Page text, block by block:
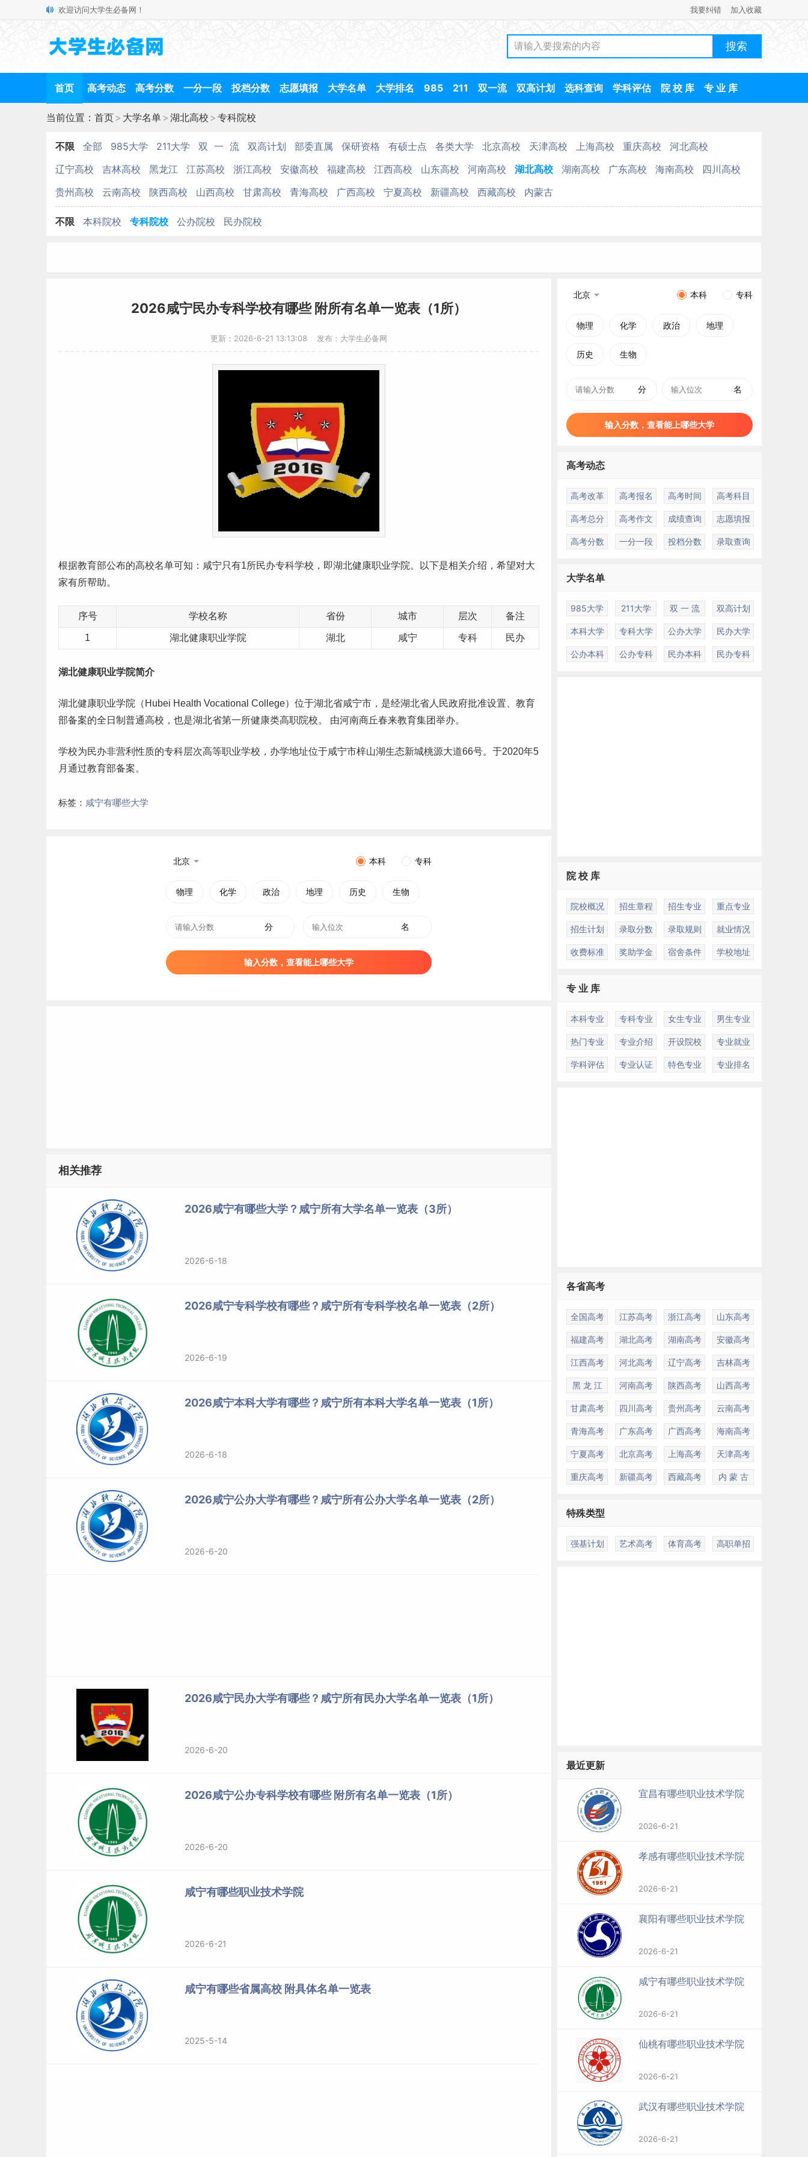
欢迎访问大学生必备网！ 我要纠错 加入收藏
首页 高考动态 高考分数 一分一段 投档分数 志愿填报 大学名单 大学排名 985 211 双一流 双高计划 选科查询 学科评估 院 校 库 专 业 库
当前位置： 首页> 大学名单> 湖北高校 > 专科院校
不限 全部 985大学 211大学 双 一 流 双高计划 部委直属 保研资格 有硕士点 各类大学 北京高校 天津高校 上海高校 重庆高校
河北高校
辽宁高校
吉林高校 黑龙江 江苏高校 浙江高校 安徽高校 福建高校 江西高校 山东高校 河南高校 湖北高校 湖南高校 广东高校 海南高校
四川高校
贵州高校
云南高校 陕西高校 山西高校 甘肃高校 青海高校 广西高校 宁夏高校 新疆高校 西藏高校 内蒙古
不限 本科院校 专科院校 公办院校 民办院校
2026咸宁民办专科学校有哪些 附所有名单一览表（1所）
更新：2026-6-21 13:13:08 发布：大学生必备网
根据教育部公布的高校名单可知：咸宁只有1所民办专科学校 ，即湖北健康职业学院。以下是相关介绍，希望对大
家有所帮助。
序号 学校名称 省份 城市 层次 备注
1 湖北健康职业学院 湖北 咸宁 专科 民办
湖北健康职业学院简介
湖北健康职业学院（Hubei Health Vocational College）位于湖北省咸宁市，是经湖北省人民政府批准设置、教育
部备案的全日制普通高校，也是湖北省第一所健康类高职院校。 由河南商丘春来教育集团举办。
学校为民办非营利性质的专科层次高等职业学校，办学地址位于咸宁市梓山湖生态新城桃源大道66号。于2020年5
月通过教育部备案。
标签： 咸宁有哪些大学
北京 本科 专科
物理 化学 政治 地理 历史 生物
分 名
输入分数，查看能上哪些大学
相关推荐
2026咸宁有哪些大学？咸宁所有大学名单一览表（3所）
2026-6-18
2026咸宁专科学校有哪些？咸宁所有专科学校名单一览表（2所）
2026-6-19
2026咸宁本科大学有哪些？咸宁所有本科大学名单一览表（1所）
2026-6-18
2026咸宁公办大学有哪些？咸宁所有公办大学名单一览表（2所）
2026-6-20
2026咸宁民办大学有哪些？咸宁所有民办大学名单一览表（1所）
2026-6-20
2026咸宁公办专科学校有哪些 附所有名单一览表（1所）
2026-6-20
咸宁有哪些职业技术学院
2026-6-21
咸宁有哪些省属高校 附具体名单一览表
2025-5-14
北京 本科 专科
物理 化学 政治 地理
历史 生物
分 名
输入分数，查看能上哪些大学
高考动态
高考改革 高考报名 高考时间 高考科目
高考总分 高考作文 成绩查询 志愿填报
高考分数 一分一段 投档分数 录取查询
大学名单
985大学 211大学 双 一 流 双高计划
本科大学 专科大学 公办大学 民办大学
公办本科 公办专科 民办本科 民办专科
院 校 库
院校概况 招生章程 招生专业 重点专业
招生计划 录取分数 录取规则 就业情况
收费标准 奖助学金 宿舍条件 学校地址
专 业 库
本科专业 专科专业 女生专业 男生专业
热门专业 专业介绍 开设院校 专业就业
学科评估 专业认证 特色专业 专业排名
各省高考
全国高考 江苏高考 浙江高考 山东高考
福建高考 湖北高考 湖南高考 安徽高考
江西高考 河北高考 辽宁高考 吉林高考
黑 龙 江 河南高考 陕西高考 山西高考
甘肃高考 四川高考 贵州高考 云南高考
青海高考 广东高考 广西高考 海南高考
宁夏高考 北京高考 上海高考 天津高考
重庆高考 新疆高考 西藏高考 内 蒙 古
特殊类型
强基计划 艺术高考 体育高考 高职单招
最近更新
宜昌有哪些职业技术学院
2026-6-21
孝感有哪些职业技术学院
2026-6-21
襄阳有哪些职业技术学院
2026-6-21
咸宁有哪些职业技术学院
2026-6-21
仙桃有哪些职业技术学院
2026-6-21
武汉有哪些职业技术学院
2026-6-21